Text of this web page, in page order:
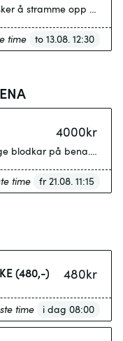
å stramme opp
time to 13.08. 12:30
4000kr
blodkar på bena.
time fr 21.08. 11:15
(480,-) 480kr
time i dag 08:00